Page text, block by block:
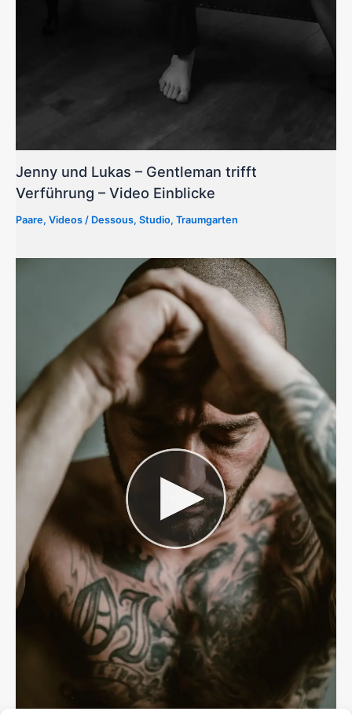
Jenny und Lukas – Gentleman trifft
Verführung – Video Einblicke
Paare, Videos / Dessous, Studio, Traumgarten